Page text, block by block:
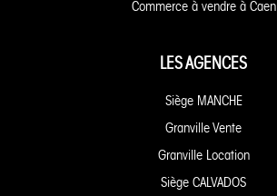
Commerce à vendre à Caen
LES AGENCES
Siège MANCHE
Granville Vente
Granville Location
Siège CALVADOS